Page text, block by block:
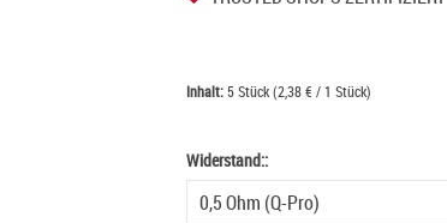
Inhalt:5 Stück (2,38 € / 1 Stück)
Widerstand::
Widerstand: